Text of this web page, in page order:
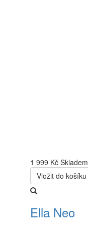
1 999 Kč Skladem
Vložit do košíku
Ella Neo